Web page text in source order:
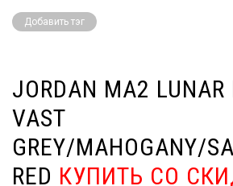
JORDAN MA2 LUNAR
VAST
GREY/MAHOGANY/
RED КУПИТЬ СО
Добавить тэг